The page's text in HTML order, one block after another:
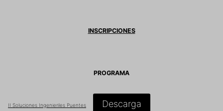
INSCRIPCIONES
PROGRAMA
II Soluciones Ingenieriles Puentes Descarga